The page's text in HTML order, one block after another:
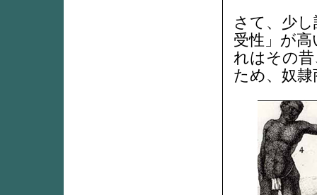
さて、少
受性」が
れはその
ため、奴